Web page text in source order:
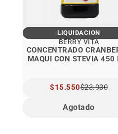
LIQUIDACIÓN
CONCENTRADO
MAQUI CON STEVIA 450
BERRY VITA
PRECIO
ESPECIAL
$15.550$23.930
Agotado